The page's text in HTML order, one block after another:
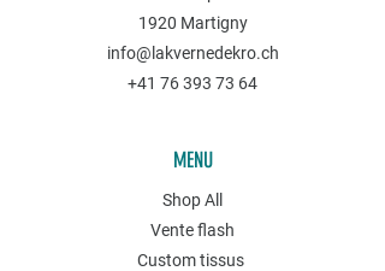
1920 Martigny
info@lakvernedekro.ch
+41 76 393 73 64
MENU
Shop All
Vente flash
Custom tissus